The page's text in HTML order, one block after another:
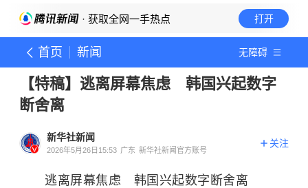
· 获取全网一手热点 打开
首页 新闻 无障碍
【特稿】逃离屏幕焦虑 韩国兴起数字
断舍离
新华社新闻
2026年5月26日15:53 广东 新华社新闻官方账号
关注
逃离屏幕焦虑 韩国兴起数字断舍离